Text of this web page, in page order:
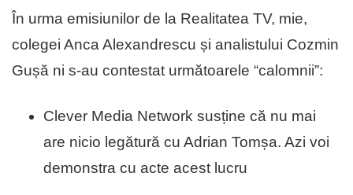
În urma emisiunilor de la Realitatea TV, mie,
colegei Anca Alexandrescu și analistului Cozmin
Gușă ni s-au contestat următoarele “calomnii”:
Clever Media Network susține că nu mai
are nicio legătură cu Adrian Tomșa. Azi voi
demonstra cu acte acest lucru